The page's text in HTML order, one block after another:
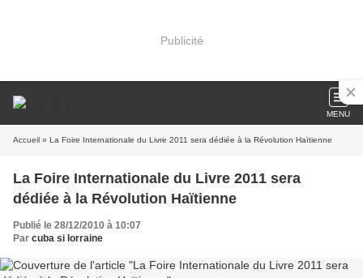
Publicité
MENU
Accueil » La Foire Internationale du Livre 2011 sera dédiée à la Révolution Haïtienne
La Foire Internationale du Livre 2011 sera
dédiée à la Révolution Haïtienne
Publié le 28/12/2010 à 10:07
Par cuba si lorraine